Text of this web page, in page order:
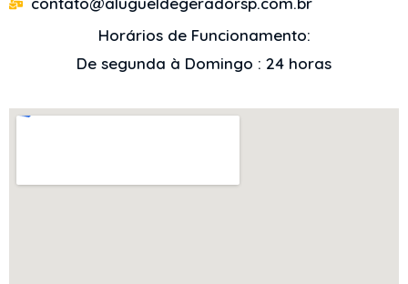
Horários de Funcionamento:
De segunda à Domingo : 24 horas